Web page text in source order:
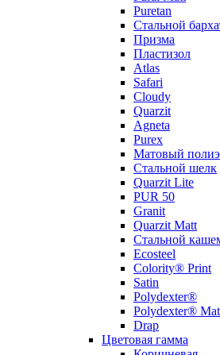
Puretan
Стальной
Призма
Пластизол
Atlas
Safari
Cloudy
Quarzit
Agneta
Purex
Матовый
Стальной шелк
Quarzit Lite
PUR 50
Granit
Quarzit Matt
Стальной
Ecosteel
Colority® Print
Satin
Polydexter®
Polydexter®
Drap
Цветовая гамма